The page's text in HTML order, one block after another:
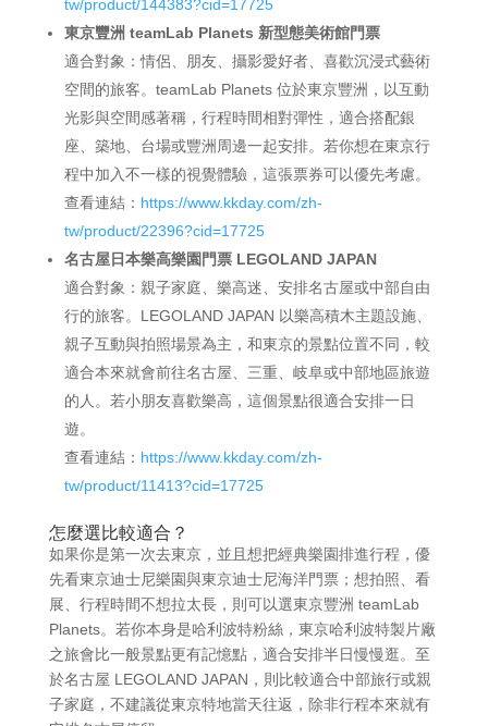
tw/product/144383?cid=17725
東京豐洲 teamLab Planets 新型態美術館門票
適合對象：情侶、朋友、攝影愛好者、喜歡沉浸式藝術
空間的旅客。teamLab Planets 位於東京豐洲，以互動
光影與空間感著稱，行程時間相對彈性，適合搭配銀
座、築地、台場或豐洲周邊一起安排。若你想在東京行
程中加入不一樣的視覺體驗，這張票券可以優先考慮。
查看連結： https://www.kkday.com/zh-
tw/product/22396?cid=17725
名古屋日本樂高樂園門票 LEGOLAND JAPAN
適合對象：親子家庭、樂高迷、安排名古屋或中部自由
行的旅客。LEGOLAND JAPAN 以樂高積木主題設施、
親子互動與拍照場景為主，和東京的景點位置不同，較
適合本來就會前往名古屋、三重、岐阜或中部地區旅遊
的人。若小朋友喜歡樂高，這個景點很適合安排一日
遊。
查看連結： https://www.kkday.com/zh-
tw/product/11413?cid=17725
怎麼選比較適合？
如果你是第一次去東京，並且想把經典樂園排進行程，優
先看東京迪士尼樂園與東京迪士尼海洋門票；想拍照、看
展、行程時間不想拉太長，則可以選東京豐洲 teamLab
Planets。若你本身是哈利波特粉絲，東京哈利波特製片廠
之旅會比一般景點更有記憶點，適合安排半日慢慢逛。至
於名古屋 LEGOLAND JAPAN，則比較適合中部旅行或親
子家庭，不建議從東京特地當天往返，除非行程本來就有